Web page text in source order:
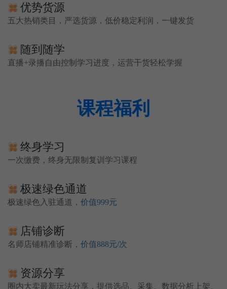
优势货源
五大热销类目，严选货源，低价稳定利润，一键发货
随到随学
直播+录播自由控制学习进度，运营干货轻松学握
课程福利
终身学习
一次缴费，终身无限制复训学习课程
极速绿色通道
极速绿色入驻通道， 价值999元
店铺诊断
名师店铺精准诊断， 价值888元/次
资源分享
圈内大卖最新玩法分享，提供选品、采集、数据分析上架、